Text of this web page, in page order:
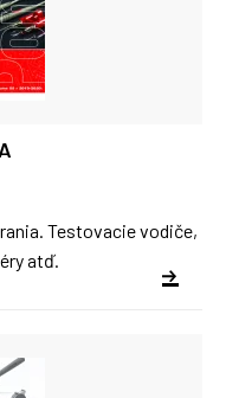
Testovacie vodiče,
atď.